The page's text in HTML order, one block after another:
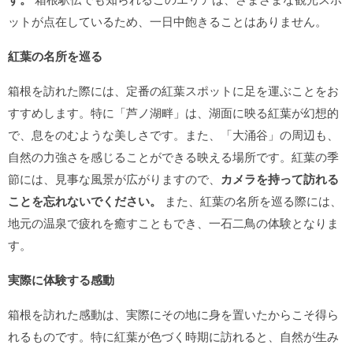
ットが点在しているため、一日中飽きることはありません。
紅葉の名所を巡る
箱根を訪れた際には、定番の紅葉スポットに足を運ぶことをお
すすめします。特に「芦ノ湖畔」は、湖面に映る紅葉が幻想的
で、息をのむような美しさです。また、「大涌谷」の周辺も、
自然の力強さを感じることができる映える場所です。紅葉の季
節には、見事な風景が広がりますので、 カメラを持って訪れる
ことを忘れないでください。
また、紅葉の名所を巡る際には、
地元の温泉で疲れを癒すこともでき、一石二鳥の体験となりま
す。
実際に体験する感動
箱根を訪れた感動は、実際にその地に身を置いたからこそ得ら
れるものです。特に紅葉が色づく時期に訪れると、自然が生み